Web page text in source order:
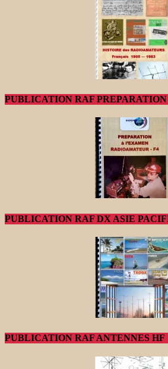
PUBLICATION RAF PREPARATION
PUBLICATION RAF DX ASIE
PUBLICATION RAF ANTENNES HF